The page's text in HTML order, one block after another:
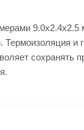
и
сохранять